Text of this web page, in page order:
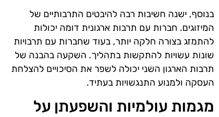
בנוסף, ישנה חשיבות רבה להיבטים התרבותיים של
המיזוגים. חברות עם תרבות ארגונית דומה יכולות
להתמזג בצורה חלקה יותר, בעוד שחברות עם תרבויות
שונות עשויות להתקשות בתהליך. השקעה בהבנה של
תרבות הארגון השני יכולה לשפר את הסיכויים להצלחת
העסקה ולמנוע התנגשויות בעתיד.
מגמות עולמיות והשפעתן על